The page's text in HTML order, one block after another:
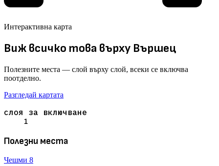
Интерактивна карта
Виж всичко това върху Вършец
Полезните места — слой върху слой, всеки се включва
поотделно.
Разгледай картата
слоя за включване
1
Полезни места
Чешми 8